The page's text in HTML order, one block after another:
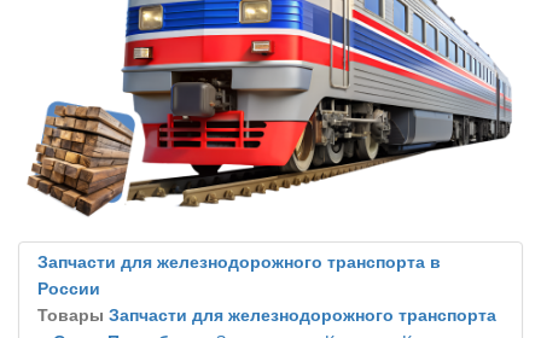
Запчасти для железнодорожного транспорта в
России
Товары Запчасти для железнодорожного транспорта